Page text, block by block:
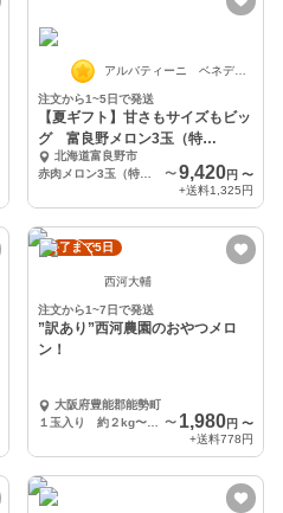
アルバティーニ ベネディクト
注文から1~5日で発送
【夏ギフト】甘さもサイズもビッ
グ 富良野メロン3玉（特
大）〜 とろける甘さ
北海道富良野市
赤肉メロン3玉（特大玉）各約2kg
〜9,420円 〜
+送料1,325円
終了まで5日
西河大輔
注文から1~7日で発送
”訳あり”西河農園のおやつメロ
ン！
大阪府豊能郡能勢町
１玉入り 約２kg〜2.7kg
〜 1,980円 〜
+送料778円